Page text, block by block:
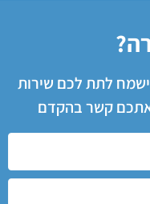
ישמח לתת לכם שירות
אתכם קשר בהקדם